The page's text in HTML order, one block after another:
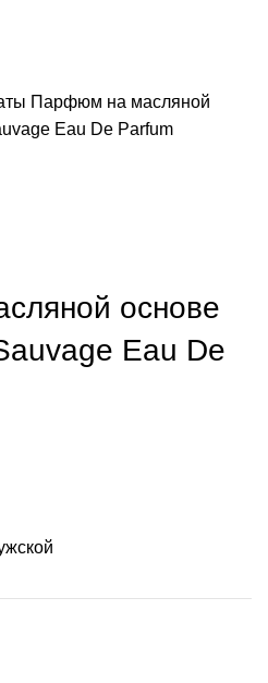
Парфюм на масляной
Eau De Parfum
основе
Eau De